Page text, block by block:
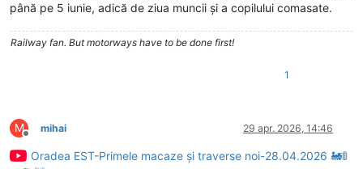
până pe 5 iunie, adică de ziua muncii și a copilului comasate.
Railway fan. But motorways have to be done first!
1
M
Deconectat
mihai 29 apr. 2026, 14:46
Oradea EST-Primele macaze și traverse noi-28.04.2026 🚂🚦